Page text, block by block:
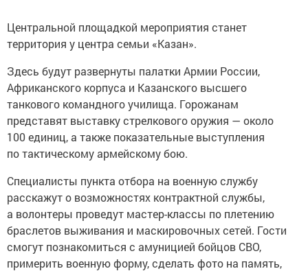
Центральной площадкой мероприятия станет
территория у центра семьи «Казан».
Здесь будут развернуты палатки Армии России,
Африканского корпуса и Казанского высшего
танкового командного училища. Горожанам
представят выставку стрелкового оружия — около
100 единиц, а также показательные выступления
по тактическому армейскому бою.
Специалисты пункта отбора на военную службу
расскажут о возможностях контрактной службы,
а волонтеры проведут мастер-классы по плетению
браслетов выживания и маскировочных сетей. Гости
смогут познакомиться с амуницией бойцов СВО,
примерить военную форму, сделать фото на память,